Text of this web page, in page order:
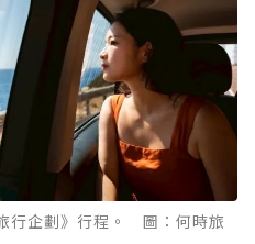
行企劃》行程。 圖：何時旅